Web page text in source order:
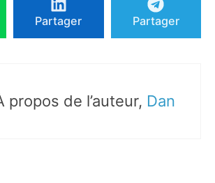
Partager Partager
propos de l’auteur, Dan